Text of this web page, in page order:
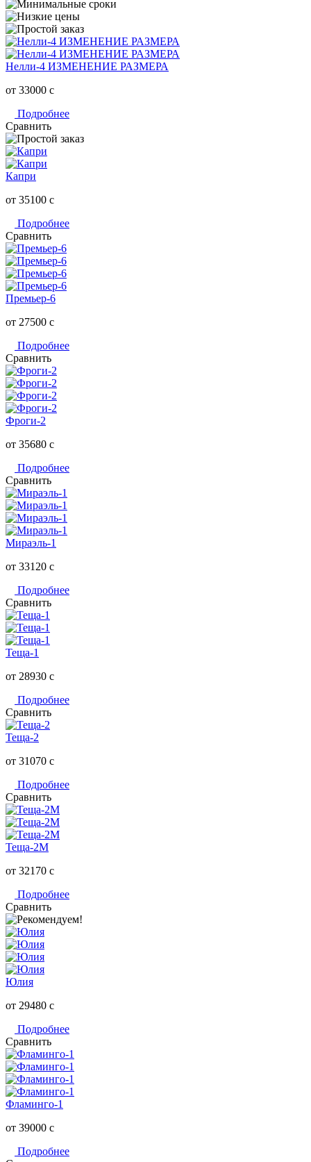
Нелли-4 ИЗМЕНЕНИЕ РАЗМЕРА
от 33000 c
Подробнее
Сравнить
Капри
от 35100 c
Подробнее
Сравнить
Премьер-6
от 27500 c
Подробнее
Сравнить
Фроги-2
от 35680 c
Подробнее
Сравнить
Мираэль-1
от 33120 c
Подробнее
Сравнить
Теща-1
от 28930 c
Подробнее
Сравнить
Теща-2
от 31070 c
Подробнее
Сравнить
Теща-2М
от 32170 c
Подробнее
Сравнить
Юлия
от 29480 c
Подробнее
Сравнить
Фламинго-1
от 39000 c
Подробнее